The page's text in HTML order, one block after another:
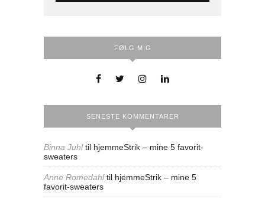
FØLG MIG
SENESTE KOMMENTARER
Binna Juhltil hjemmeStrik – mine 5 favorit-
sweaters
Anne Romedahltil hjemmeStrik – mine 5
favorit-sweaters